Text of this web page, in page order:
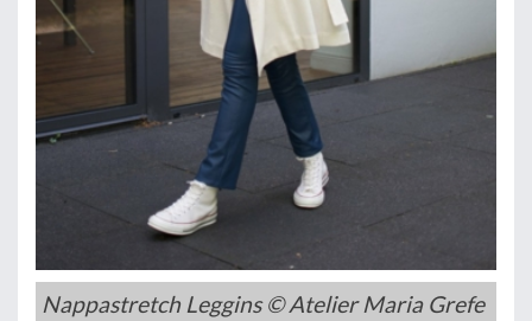
Nappastretch Leggins © Atelier Maria Grefe